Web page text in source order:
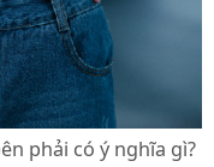
phải có ý nghĩa gì?